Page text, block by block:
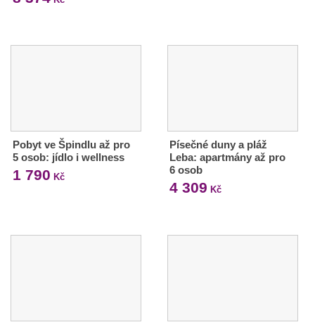
Pobyt ve Špindlu až pro
5 osob: jídlo i wellness
1 790 Kč
Písečné duny a pláž
Leba: apartmány až pro
6 osob
4 309 Kč